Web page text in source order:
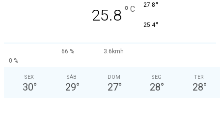
25.8 ° C 27.8 °
25.4°
66 %
3.6kmh
0 %
SEX
30°
SÁB
29°
DOM
27°
SEG
28°
TER
28°